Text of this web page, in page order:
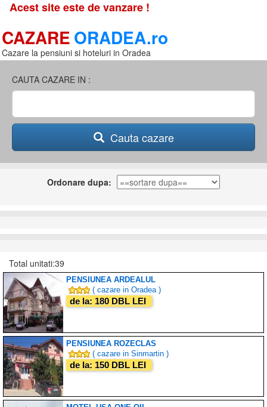
Acest site este de vanzare !
CAZAREORADEA.ro
Cazare la pensiuni si hoteluri in Oradea
CAUTA CAZARE IN :
Cauta cazare
Ordonare dupa:
Total unitati:39
PENSIUNEA ARDEALUL
( cazare in Oradea )
de la: 180 DBL LEI
PENSIUNEA ROZECLAS
( cazare in Sinmartin )
de la: 150 DBL LEI